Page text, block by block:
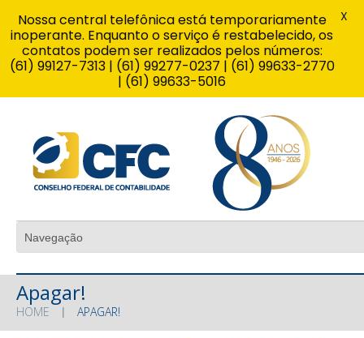
Apagar!
HOME APAGAR!
Nossa central telefônica está temporariamente
inoperante. Enquanto o serviço é restabelecido, os
contatos podem ser realizados pelos números:
(61) 99127-7313 | (61) 99277-0237 | (61) 99633-2770
| (61) 99633-5016
X